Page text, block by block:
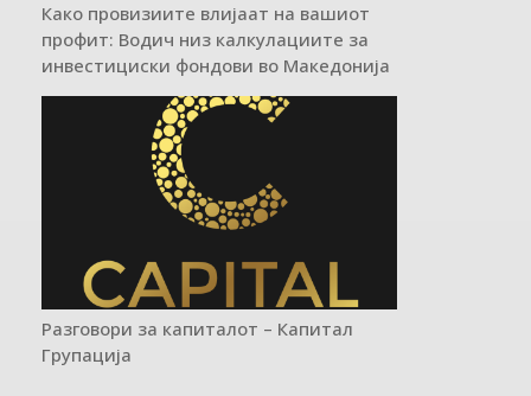
Како провизиите влијаат на вашиот
профит: Водич низ калкулациите за
инвестициски фондови во Mакедонија
Разговори за капиталот – Капитал
Групација